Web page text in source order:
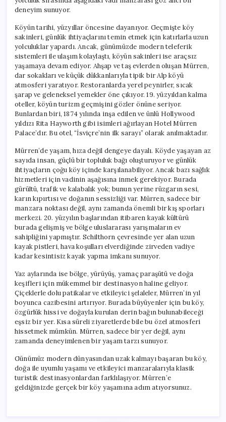
deneyim sunuyor.
Köyün tarihi, yüzyıllar öncesine dayanıyor. Geçmişte köy
sakinleri, günlük ihtiyaçlarını temin etmek için katırlarla uzun
yolculuklar yapardı. Ancak, günümüzde modern teleferik
sistemleri ile ulaşım kolaylaştı, köyün sakinleri ise araçsız
yaşamaya devam ediyor. Ahşap ve taş evlerden oluşan Mürren,
dar sokakları ve küçük dükkanlarıyla tipik bir Alp köyü
atmosferi yaratıyor. Restoranlarda yerel peynirler, sıcak
şarap ve geleneksel yemekler öne çıkıyor. 19. yüzyıldan kalma
oteller, köyün turizm geçmişini gözler önüne seriyor.
Bunlardan biri, 1874 yılında inşa edilen ve ünlü Hollywood
yıldızı Rita Hayworth gibi isimleri ağırlayan Hotel Mürren
Palace’dır. Bu otel, “İsviçre’nin ilk sarayı” olarak anılmaktadır.
Mürren’de yaşam, hıza değil dengeye dayalı. Köyde yaşayan az
sayıda insan, güçlü bir topluluk bağı oluşturuyor ve günlük
ihtiyaçların çoğu köy içinde karşılanabiliyor. Ancak bazı sağlık
hizmetleri için vadinin aşağısına inmek gerekiyor. Burada
gürültü, trafik ve kalabalık yok; bunun yerine rüzgarın sesi,
karın kıpırtısı ve doğanın sessizliği var. Mürren, sadece bir
manzara noktası değil, aynı zamanda önemli bir kış sporları
merkezi. 20. yüzyılın başlarından itibaren kayak kültürü
burada gelişmiş ve bölge uluslararası yarışmaların ev
sahipliğini yapmıştır. Schilthorn çevresinde yer alan uzun
kayak pistleri, hava koşulları elverdiğinde zirveden vadiye
kadar kesintisiz kayak yapma imkanı sunuyor.
Yaz aylarında ise bölge, yürüyüş, yamaç paraşütü ve doğa
keşifleri için mükemmel bir destinasyon haline geliyor.
Çiçeklerle dolu patikalar ve etkileyici şelaleler, Mürren’in yıl
boyunca cazibesini artırıyor. Burada büyüyenler için bu köy,
özgürlük hissi ve doğayla kurulan derin bağın bulunabileceği
eşsiz bir yer. Kısa süreli ziyaretlerde bile bu özel atmosferi
hissetmek mümkün. Mürren, sadece bir yer değil, aynı
zamanda deneyimlenen bir yaşam tarzı sunuyor.
Günümüz modern dünyasından uzak kalmayı başaran bu köy,
doğa ile uyumlu yaşamı ve etkileyici manzaralarıyla klasik
turistik destinasyonlardan farklılaşıyor. Mürren’e
geldiğinizde gerçek bir köy yaşamına adım atıyorsunuz.